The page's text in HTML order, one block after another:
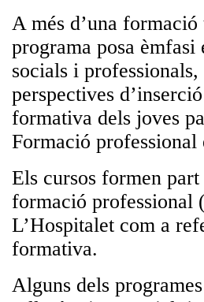
A més d’una
programa posa èmfasi
socials i
perspectives
formativa dels joves
Formació professional
Els cursos formen
formació professional
L’Hospitalet com a
formativa.
Alguns dels